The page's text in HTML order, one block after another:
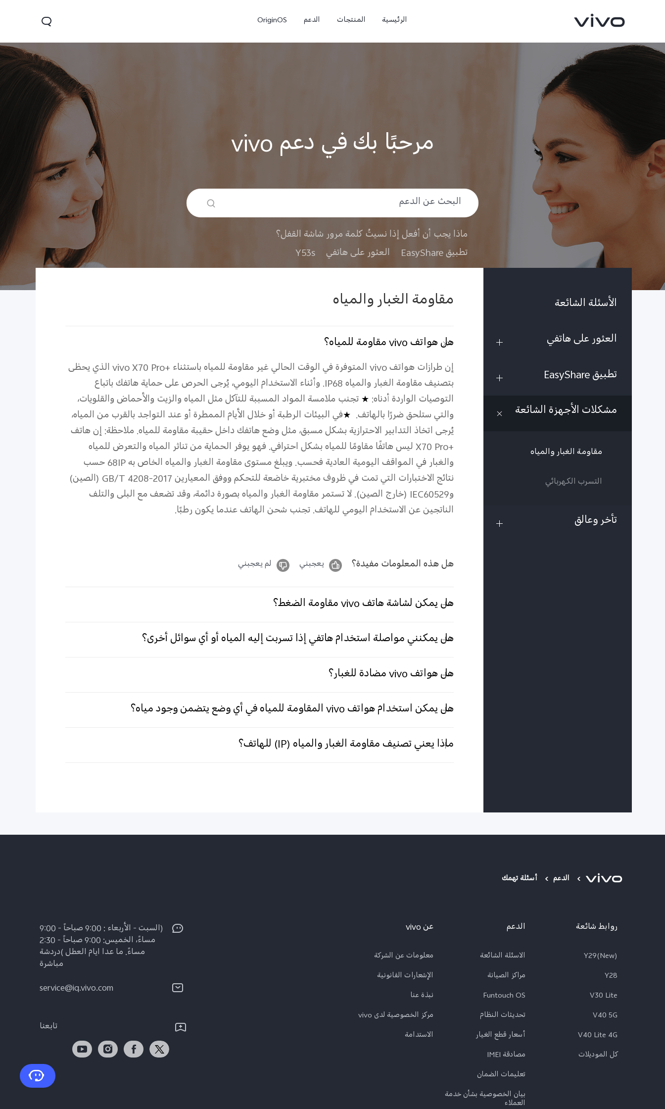
الرئيسية المنتجات الدعم OriginOS
V50 5G جديد جديد مرحبًا بك في دعم vivo
ماذا يجب أن أفعل إذا نسيتُ كلمة مرور شاشة القفل؟
تطبيق EasyShare
العثور على هاتفي Y53s
الأسئلة الشائعة
العثور على هاتفي
تطبيق EasyShare
مشكلات الأجهزة الشائعة
مقاومة الغبار والمياه
التسرب الكهربائي
تأخر وعالق
مقاومة الغبار والمياه
هل هواتف vivo مقاومة للمياه؟
إن طرازات هواتفvivo المتوفرة في الوقت الحالي غير مقاومة للمياه باستثناء vivo X70 Pro+‎ الذي يحظى
بتصنيف مقاومة الغبار والمياهIP68. وأثناء الاستخدام اليومي، يُرجى الحرص على حماية هاتفك باتباع
التوصيات الواردة أدناه: ★تجنب ملامسة المواد المسببة للتآكل مثل المياه والزيت والأحماض والقلويات،
والتي ستلحق ضررًا بالهاتف. ★في البيئات الرطبة أو خلال الأيام الممطرة أو عند التواجد بالقرب من المياه،
يُرجى اتخاذ التدابير الاحترازية بشكل مسبق، مثل وضع هاتفك داخل حقيبة مقاومة للمياه. ملاحظة: إن هاتف
X70 Pro+‎ ليس هاتفًا مقاومًا للمياه بشكل احترافي. فهو يوفر الحماية من تناثر المياه والتعرض للمياه
والغبار في المواقف اليومية العادية فحسب. ويبلغ مستوى مقاومة الغبار والمياه الخاص بهIP
68حسب
نتائج الاختبارات التي تمت في ظروف مختبرية خاضعة للتحكم ووفق المعيارين‎GB/T 4208-2017 (الصين)
وIEC60529 (خارج الصين). لا تستمر مقاومة الغبار والمياه بصورة دائمة، وقد تضعف مع البلى والتلف
الناتجين عن الاستخدام اليومي للهاتف. تجنب شحن الهاتف عندما يكون رطبًا.
هل هذه المعلومات مفيدة؟ يعجبني لم يعجبني
هل يمكن لشاشة هاتف vivo مقاومة الضغط؟
هل يمكنني مواصلة استخدام هاتفي إذا تسربت إليه المياه أو أي سوائل أخرى؟
هل هواتف vivo مضادة للغبار؟
هل يمكن استخدام هواتف vivo المقاومة للمياه في أي وضع يتضمن وجود مياه؟
ماذا يعني تصنيف مقاومة الغبار والمياه (IP) للهاتف؟
الدعم أسئلة تهمك
روابط شائعة
Y29(New)
Y28
V30 Lite
V40 5G
V40 Lite 4G
كل الموديلات
الدعم
الاسئلة الشائعة
مراكز الصيانة
Funtouch OS
تحديثات النظام
أسعار قطع الغيار
مصادقة IMEI
تعلیمات الضمان
بيان الخصوصية بشأن خدمة
العملاء
عن vivo
معلومات عن الشركة
الإشعارات القانونية
نبذة عنا
مركز الخصوصية لدى vivo
الاستدامة
(السبت - الأربعاء : 9:00 صباحاً - 9:00
مساءً، الخميس: 9:00 صباحاً - 2:30
مساءً. ما عدا ايام العطل )دردشة
مباشرة
service@iq.vivo.com
تابعنا